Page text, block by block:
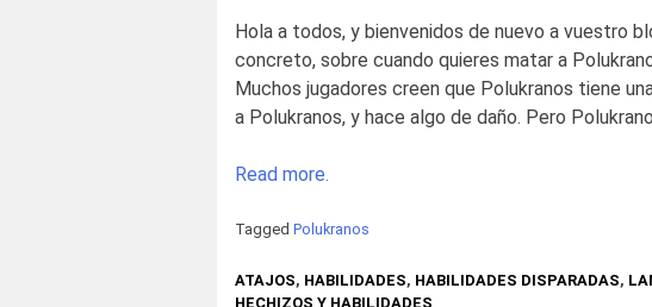
Hola a todos, y bienvenidos de nuevo a vuestro
concreto, sobre cuando quieres matar a
Muchos jugadores creen que Polukranos tiene
a Polukranos, y hace algo de daño. Pero
Read more.
Tagged Polukranos
ATAJOS, HABILIDADES, HABILIDADES DISPARADAS,
HECHIZOS Y HABILIDADES